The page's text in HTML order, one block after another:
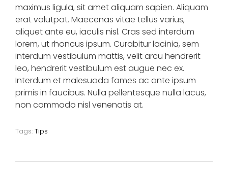
maximus ligula, sit amet aliquam sapien. Aliquam
erat volutpat. Maecenas vitae tellus varius,
aliquet ante eu, iaculis nisl. Cras sed interdum
lorem, ut rhoncus ipsum. Curabitur lacinia, sem
interdum vestibulum mattis, velit arcu hendrerit
leo, hendrerit vestibulum est augue nec ex.
Interdum et malesuada fames ac ante ipsum
primis in faucibus. Nulla pellentesque nulla lacus,
non commodo nisl venenatis at.
Tags: Tips